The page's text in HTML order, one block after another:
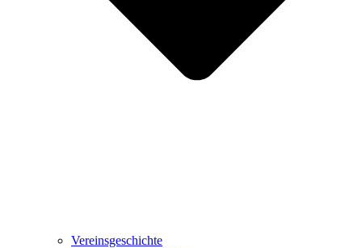
Vereinsgeschichte